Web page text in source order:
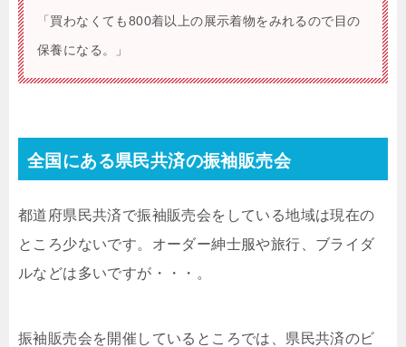
「買わなくても800着以上の展示着物をみれるので目の
保養になる。」
全国にある県民共済の振袖販売会
都道府県民共済で振袖販売会をしている地域は現在の
ところ少ないです。オーダー紳士服や旅行、ブライダ
ルなどは多いですが・・・。
振袖販売会を開催しているところでは、県民共済のビ